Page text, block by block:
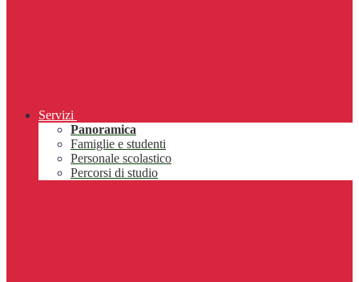
Servizi
Panoramica
Famiglie e studenti
Personale scolastico
Percorsi di studio